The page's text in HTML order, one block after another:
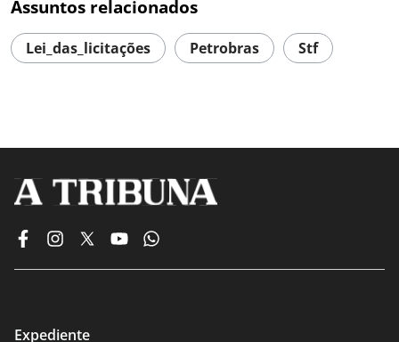
Assuntos relacionados
Lei_das_licitações Petrobras Stf
Expediente